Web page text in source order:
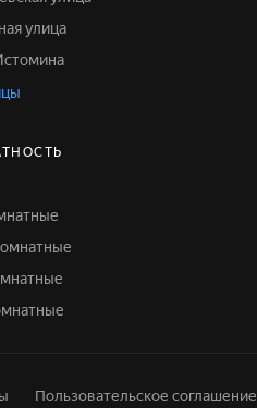
улица
Пользовательское соглашение